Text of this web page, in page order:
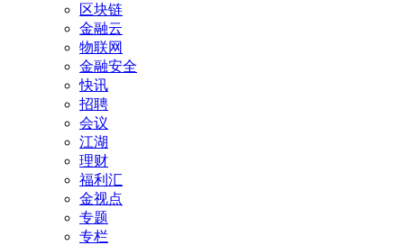
区块链
金融云
物联网
金融安全
快讯
招聘
会议
江湖
理财
福利汇
金视点
专题
专栏